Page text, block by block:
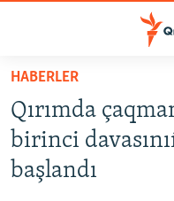
Esas
qaytmaq
Baş
navigatsiyağa
qaytmaq
HABERLER
SİYASET
İQTİSADİYAT
HABERLER
Qırımda
birinci
başlandı